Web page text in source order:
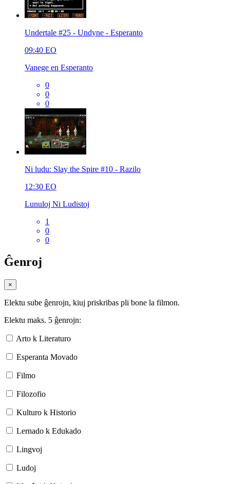
Undertale #25 - Undyne - Esperanto
09:40 EO
Vanege en Esperanto
0
0
0
Ni ludu: Slay the Spire #10 - Razilo
12:30 EO
Lunuloj Ni Ludistoj
1
0
0
Ĝenroj
×
Elektu sube ĝenrojn, kiuj priskribas pli bone la filmon.
Elektu maks. 5 ĝenrojn:
Arto k Literaturo
Esperanta Movado
Filmo
Filozofio
Kulturo k Historio
Lernado k Edukado
Lingvoj
Ludoj